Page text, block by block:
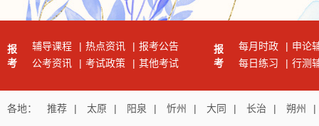
报
考
辅导课程 | 热点资讯 | 报考公告
公考资讯
| 考试政策 | 其他考试
报
考
每月时政 | 申论
每日练习
| 行测
各地： 推荐 | 太原 | 阳泉 | 忻州 | 大同 | 长治 | 朔州 |